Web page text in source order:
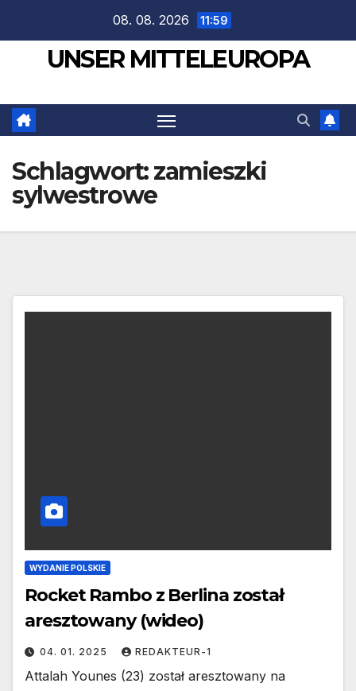
springen
08. 08. 2026 11:59
UNSER MITTELEUROPA
Schlagwort:zamieszki
sylwestrowe
WYDANIE POLSKIE
Rocket Rambo z Berlina został
aresztowany (wideo)
04. 01. 2025 REDAKTEUR-1
Attalah Younes (23) został aresztowany na